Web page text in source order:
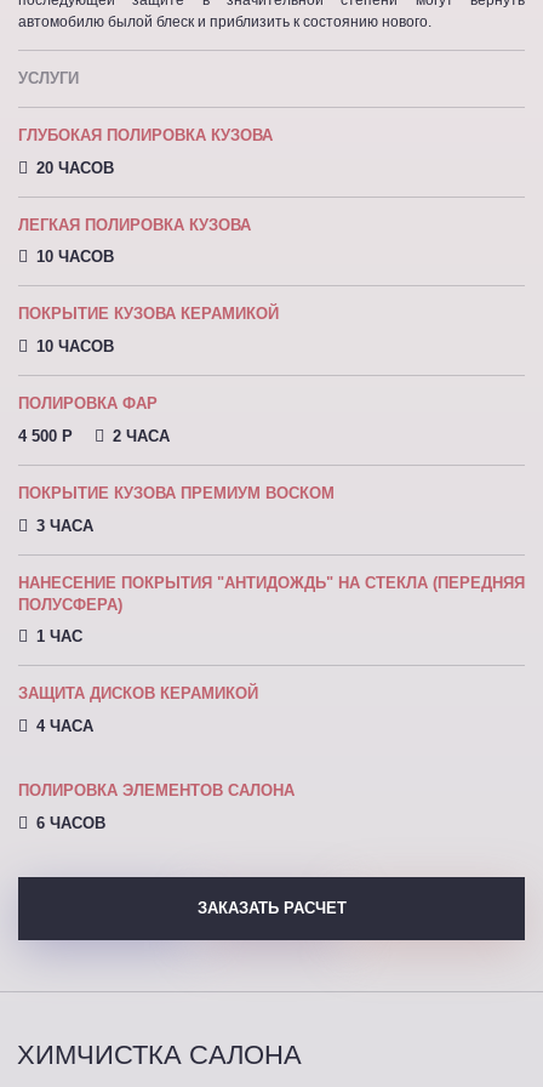
автомобилю былой блеск и приблизить к состоянию нового.
УСЛУГИ
ГЛУБОКАЯ ПОЛИРОВКА КУЗОВА
20 ЧАСОВ
ЛЕГКАЯ ПОЛИРОВКА КУЗОВА
10 ЧАСОВ
ПОКРЫТИЕ КУЗОВА КЕРАМИКОЙ
10 ЧАСОВ
ПОЛИРОВКА ФАР
4 500 P
2 ЧАСА
ПОКРЫТИЕ КУЗОВА ПРЕМИУМ ВОСКОМ
3 ЧАСА
НАНЕСЕНИЕ ПОКРЫТИЯ "АНТИДОЖДЬ" НА СТЕКЛА (ПЕРЕДНЯЯ
ПОЛУСФЕРА)
1 ЧАС
ЗАЩИТА ДИСКОВ КЕРАМИКОЙ
4 ЧАСА
ПОЛИРОВКА ЭЛЕМЕНТОВ САЛОНА
6 ЧАСОВ
ЗАКАЗАТЬ РАСЧЕТ
ХИМЧИСТКА САЛОНА